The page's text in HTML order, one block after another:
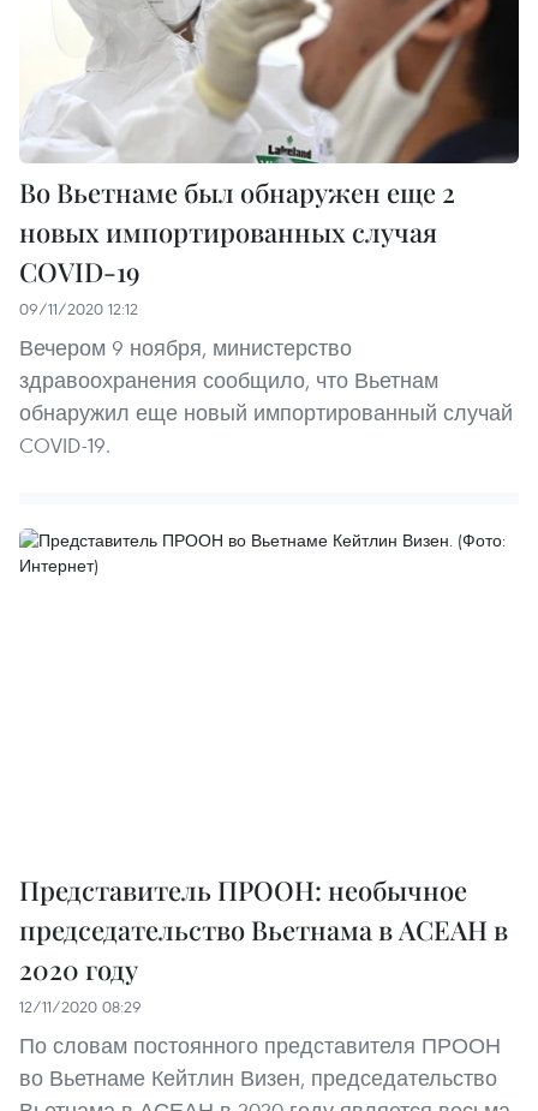
Во Вьетнаме был обнаружен еще 2
новых импортированных случая
COVID-19
09/11/2020 12:12
Вечером 9 ноября, министерство
здравоохранения сообщило, что Вьетнам
обнаружил еще новый импортированный случай
COVID-19.
Представитель ПРООН: необычное
председательство Вьетнама в АСЕАН в
2020 году
12/11/2020 08:29
По словам постоянного представителя ПРООН
во Вьетнаме Кейтлин Визен, председательство